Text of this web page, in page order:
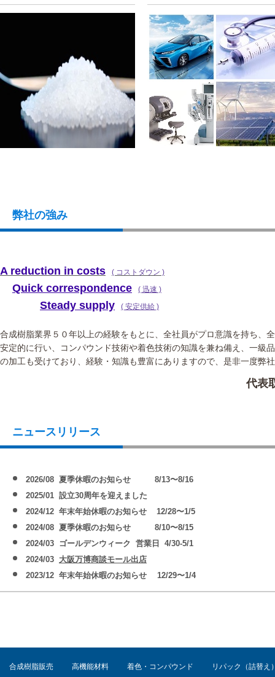
弊社の強み
A reduction in costs ( コストダウン )
Quick correspondence ( 迅速 )
Steady supply ( 安定供給 )
合成樹脂業界５０年以上の経験をもとに、 全社員がプロ意識を持ち、
安定的に行い、
コンパウンド技術や着色技術の知識を兼ね備え、一級
の加工も受けており、経験・知識も豊富にありますので、是非一度弊
代表
ニュースリリース
2026/08 夏季休暇のお知らせ 8/13〜8/16
2025/01 設立30周年を迎えました
2024/12 年末年始休暇のお知らせ 12/28〜1/5
2024/08 夏季休暇のお知らせ 8/10〜8/15
2024/03 ゴールデンウィーク 営業日 4/30-5/1
2024/03 大阪万博商談モール出店
2023/12 年末年始休暇のお知らせ 12/29〜1/4
2023/08 夏季休暇のお知らせ 8/11〜8/15
2022/06 トラック 4トン車 増車
合成樹脂販売 高機能材料 着色・コンパウンド リパック（詰替え